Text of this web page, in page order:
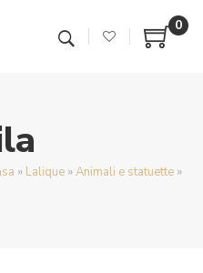
0
» Lalique »Animali e statuette »